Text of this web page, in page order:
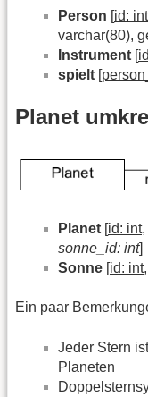
Person [id: int
varchar(80),
Instrument [
spielt [
Planet
Planet [id: int,
sonne_id: int]
Sonne [id: int
Ein paar
Jeder Stern
Planeten